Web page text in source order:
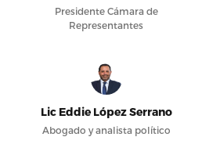
Presidente Cámara de
Representantes
Lic Eddie López Serrano
Abogado y analista político